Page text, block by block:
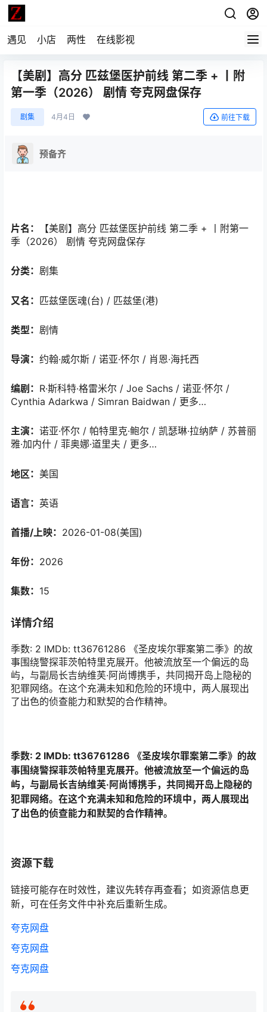
遇见 小店 两性 在线影视
【美剧】高分 匹兹堡医护前线 第二季 + 丨附
第一季（2026） 剧情 夸克网盘保存
剧集 4月4日 前往下载
预备齐
片名：
【美剧】高分 匹兹堡医护前线 第二季 + 丨附第一
季（2026） 剧情 夸克网盘保存
分类： 剧集
又名： 匹兹堡医魂(台) / 匹兹堡(港)
类型： 剧情
导演： 约翰·威尔斯 / 诺亚·怀尔 / 肖恩·海托西
编剧： R·斯科特·格雷米尔 / Joe Sachs / 诺亚·怀尔 /
Cynthia Adarkwa / Simran Baidwan / 更多…
主演： 诺亚·怀尔 / 帕特里克·鲍尔 / 凯瑟琳·拉纳萨 / 苏普丽
雅·加内什 / 菲奥娜·道里夫 / 更多…
地区： 美国
语言： 英语
首播/上映： 2026-01-08(美国)
年份： 2026
集数： 15
详情介绍
季数: 2 IMDb: tt36761286 《圣皮埃尔罪案第二季》的故
事围绕警探菲茨帕特里克展开。他被流放至一个偏远的岛
屿，与副局长吉纳维芙·阿尚博携手，共同揭开岛上隐秘的
犯罪网络。在这个充满未知和危险的环境中，两人展现出
了出色的侦查能力和默契的合作精神。
季数: 2 IMDb: tt36761286 《圣皮埃尔罪案第二季》的故
事围绕警探菲茨帕特里克展开。他被流放至一个偏远的岛
屿，与副局长吉纳维芙·阿尚博携手，共同揭开岛上隐秘的
犯罪网络。在这个充满未知和危险的环境中，两人展现出
了出色的侦查能力和默契的合作精神。
资源下载
链接可能存在时效性，建议先转存再查看；如资源信息更
新，可在任务文件中补充后重新生成。
夸克网盘
夸克网盘
夸克网盘